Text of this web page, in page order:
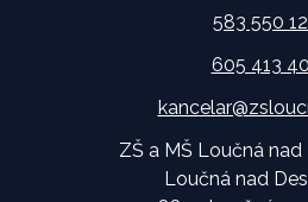
583 550
605 413
ZŠ a MŠ Loučná nad
Loučná nad